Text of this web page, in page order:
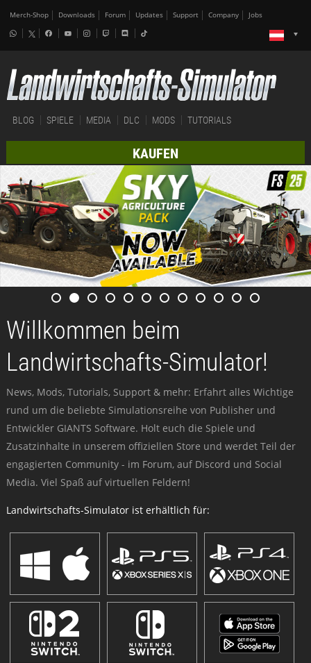
Merch-Shop Downloads Forum Updates Support Company Jobs
BLOG SPIELE MEDIA DLC MODS TUTORIALS
KAUFEN
Willkommen beim
Landwirtschafts-Simulator!
News, Mods, Tutorials, Support & mehr: Erfahrt alles Wichtige
rund um die beliebte Simulationsreihe von Publisher und
Entwickler GIANTS Software. Holt euch die Spiele und
Zusatzinhalte in unserem offiziellen Store und werdet Teil der
engagierten Community - im Forum, auf Discord und Social
Media. Viel Spaß auf virtuellen Feldern!
Landwirtschafts-Simulator ist erhältlich für: